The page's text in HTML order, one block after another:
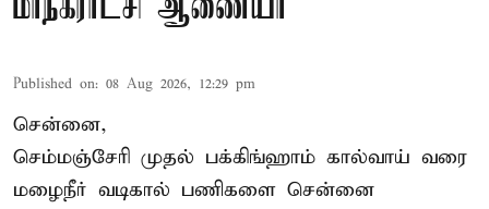
மாநகராட்சி ஆணையர்
Published on: 08 Aug 2026, 12:29 pm
சென்னை,
செம்மஞ்சேரி முதல் பக்கிங்ஹாம் கால்வாய் வரை
மழைநீர் வடிகால் பணிகளை சென்னை